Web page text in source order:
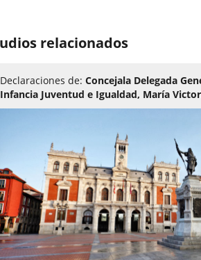
relacionados
Declaraciones de: Concejala Delegada
Infancia Juventud e Igualdad, María